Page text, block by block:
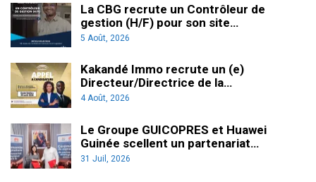
La CBG recrute un Contrôleur de
gestion (H/F) pour son site…
5 Août, 2026
Kakandé Immo recrute un (e)
Directeur/Directrice de la…
4 Août, 2026
Le Groupe GUICOPRES et Huawei
Guinée scellent un partenariat…
31 Juil, 2026